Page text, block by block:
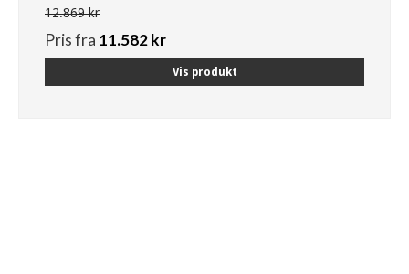
12.869 kr
Pris fra 11.582 kr
Vis produkt